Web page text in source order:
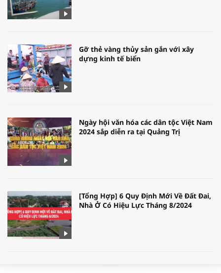
Gỡ thẻ vàng thủy sản gắn với xây
dựng kinh tế biển
Ngày hội văn hóa các dân tộc Việt Nam
2024 sắp diễn ra tại Quảng Trị
[Tổng Hợp] 6 Quy Định Mới Về Đất Đai,
Nhà Ở Có Hiệu Lực Tháng 8/2024